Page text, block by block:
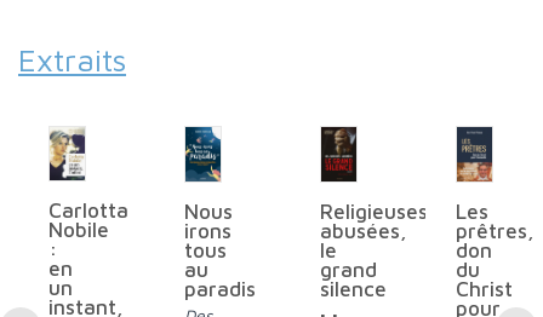
Extraits
Carlotta
Nobile
:
en
un
instant,
Nous
irons
tous
au
paradis
Religieuses
abusées,
le
grand
silence
Les
prêtres,
don
du
Christ
pour